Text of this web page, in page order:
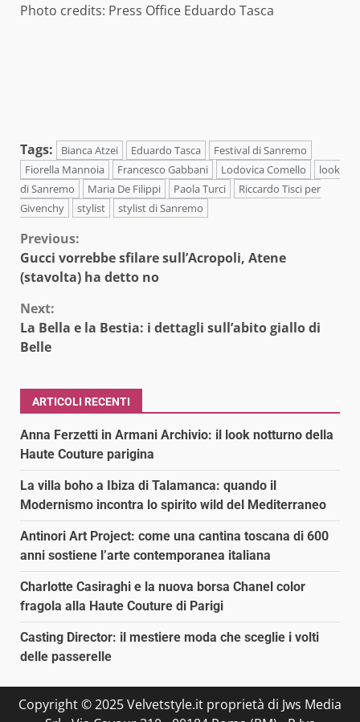
Photo credits: Press Office Eduardo Tasca
Tags: Bianca Atzei Eduardo Tasca
Festival di Sanremo
Fiorella Mannoia
Francesco Gabbani Lodovica Comello
look
di Sanremo
Maria De Filippi Paola Turci
Riccardo Tisci per
Givenchy
stylist stylist di Sanremo
Continue
Reading
Previous:
Gucci vorrebbe sfilare sull’Acropoli, Atene
(stavolta) ha detto no
Next:
La Bella e la Bestia: i dettagli sull’abito giallo di
Belle
ARTICOLI RECENTI
Anna Ferzetti in Armani Archivio: il look notturno della
Haute Couture parigina
La villa boho a Ibiza di Talamanca: quando il
Modernismo incontra lo spirito wild del Mediterraneo
Antinori Art Project: come una cantina toscana di 600
anni sostiene l’arte contemporanea italiana
Charlotte Casiraghi e la nuova borsa Chanel color
fragola alla Haute Couture di Parigi
Casting Director: il mestiere moda che sceglie i volti
delle passerelle
Copyright © 2025 Velvetstyle.it proprietà di Jws Media